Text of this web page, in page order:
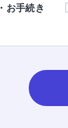
お手続き